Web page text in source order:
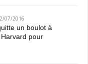
07/2016
un boulot à
pour